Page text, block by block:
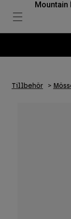
Mountain
Tillbehör